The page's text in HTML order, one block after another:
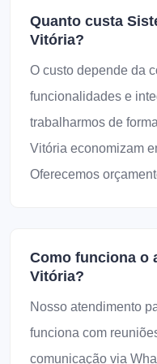
Quanto custa
Vitória?
O custo depende da
funcionalidades e
trabalharmos de
Vitória economizam
Oferecemos
Como funciona o
Vitória?
Nosso atendimento
funciona com
comunicação via